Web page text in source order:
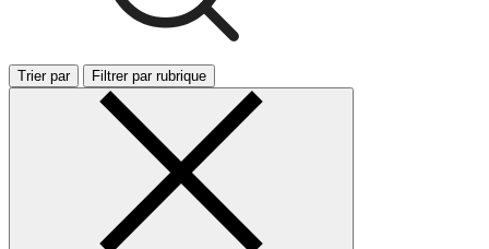
Trier par Filtrer par rubrique